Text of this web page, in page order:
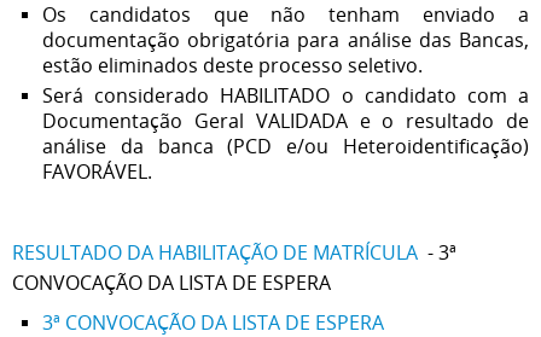
Os candidatos que não tenham enviado a
documentação obrigatória para análise das Bancas,
estão eliminados deste processo seletivo.
Será considerado HABILITADO o candidato com a
Documentação Geral VALIDADA e o resultado de
análise da banca (PCD e/ou Heteroidentificação)
FAVORÁVEL.
RESULTADO DA HABILITAÇÃO DE MATRÍCULA - 3ª
CONVOCAÇÃO DA LISTA DE ESPERA
3ª CONVOCAÇÃO DA LISTA DE ESPERA